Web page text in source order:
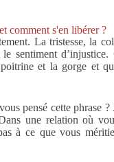
comment s'en libérer ?
La tristesse, la
sentiment
et la gorge et
pensé cette phrase
une relation où
à ce que vous